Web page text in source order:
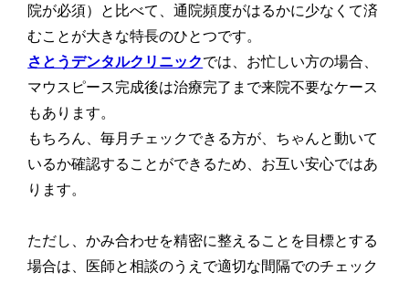
院が必須）と比べて、通院頻度がはるかに少なくて済
むことが大きな特長のひとつです。
さとうデンタルクリニックでは、お忙しい方の場合、
マウスピース完成後は治療完了まで来院不要なケース
もあります。
もちろん、毎月チェックできる方が、ちゃんと動いて
いるか確認することができるため、お互い安心ではあ
ります。
ただし、かみ合わせを精密に整えることを目標とする
場合は、医師と相談のうえで適切な間隔でのチェック